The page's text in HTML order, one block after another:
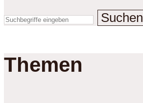
Suchen
Themen